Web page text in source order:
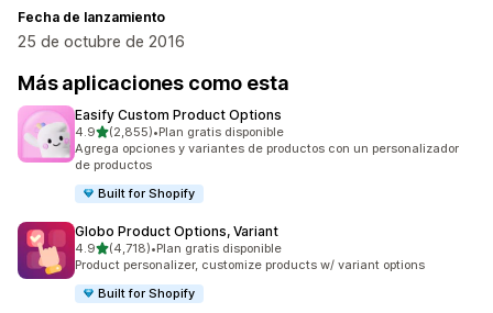
Fecha de lanzamiento
25 de octubre de 2016
Más aplicaciones como esta
Easify Custom Product Options
4.9de 5 estrellas
(2,855)
2855 reseñas en total
•Plan gratis disponible
Agrega opciones y variantes de productos con un personalizador
de productos
Built for Shopify
Globo Product Options, Variant
4.9de 5 estrellas
(4,718)
4718 reseñas en total
•Plan gratis disponible
Product personalizer, customize products w/ variant options
Built for Shopify